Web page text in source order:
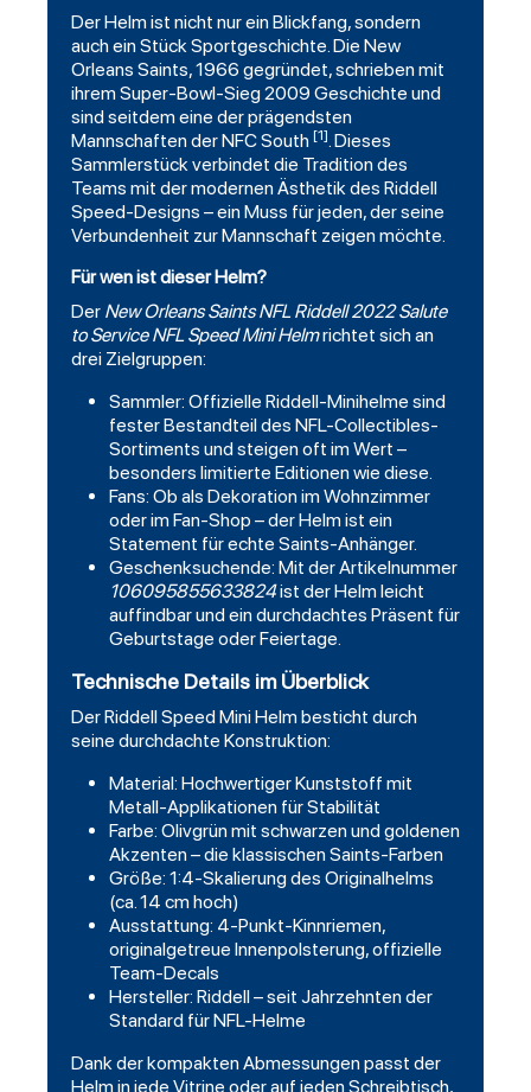
Der Helm ist nicht nur ein Blickfang, sondern
auch ein Stück Sportgeschichte. Die New
Orleans Saints, 1966 gegründet, schrieben mit
ihrem Super-Bowl-Sieg 2009 Geschichte und
sind seitdem eine der prägendsten
Mannschaften der NFC South [1]. Dieses
Sammlerstück verbindet die Tradition des
Teams mit der modernen Ästhetik des Riddell
Speed-Designs – ein Muss für jeden, der seine
Verbundenheit zur Mannschaft zeigen möchte.
Für wen ist dieser Helm?
Der New Orleans Saints NFL Riddell 2022 Salute
to Service NFL Speed Mini Helmrichtet sich an
drei Zielgruppen:
Sammler: Offizielle Riddell-Minihelme sind
fester Bestandteil des NFL-Collectibles-
Sortiments und steigen oft im Wert –
besonders limitierte Editionen wie diese.
Fans: Ob als Dekoration im Wohnzimmer
oder im Fan-Shop – der Helm ist ein
Statement für echte Saints-Anhänger.
Geschenksuchende: Mit der Artikelnummer
106095855633824ist der Helm leicht
auffindbar und ein durchdachtes Präsent für
Geburtstage oder Feiertage.
Technische Details im Überblick
Der Riddell Speed Mini Helm besticht durch
seine durchdachte Konstruktion:
Material: Hochwertiger Kunststoff mit
Metall-Applikationen für Stabilität
Farbe: Olivgrün mit schwarzen und goldenen
Akzenten – die klassischen Saints-Farben
Größe: 1:4-Skalierung des Originalhelms
(ca. 14 cm hoch)
Ausstattung: 4-Punkt-Kinnriemen,
originalgetreue Innenpolsterung, offizielle
Team-Decals
Hersteller: Riddell – seit Jahrzehnten der
Standard für NFL-Helme
Dank der kompakten Abmessungen passt der
Helm in jede Vitrine oder auf jeden Schreibtisch,